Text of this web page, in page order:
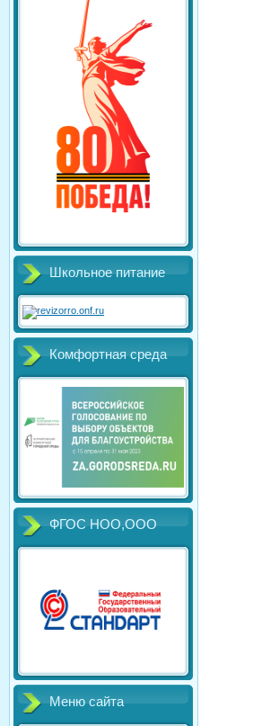
Школьное питание
Комфортная среда
ФГОС НОО,ООО
Меню сайта